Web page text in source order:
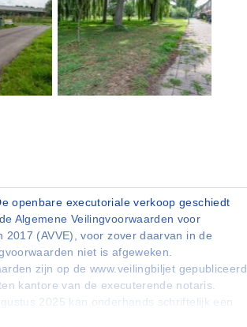
openbare executoriale verkoop geschiedt
Algemene Veilingvoorwaarden voor
2017 (AVVE), voor zover daarvan in de
niet is afgeweken.
zijn op de www.veilingbiljet gepubliceerd
kantore van de executerende notaris.
2025 kan onderhands schriftelijk een